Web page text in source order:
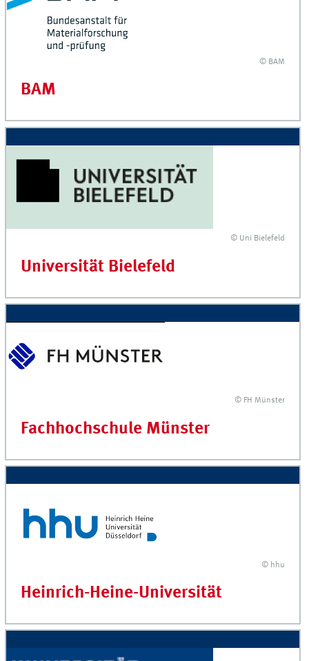
© BAM
BAM
© Uni Bielefeld
Universität Bielefeld
© FH Münster
Fachhochschule Münster
© hhu
Heinrich-Heine-Universität